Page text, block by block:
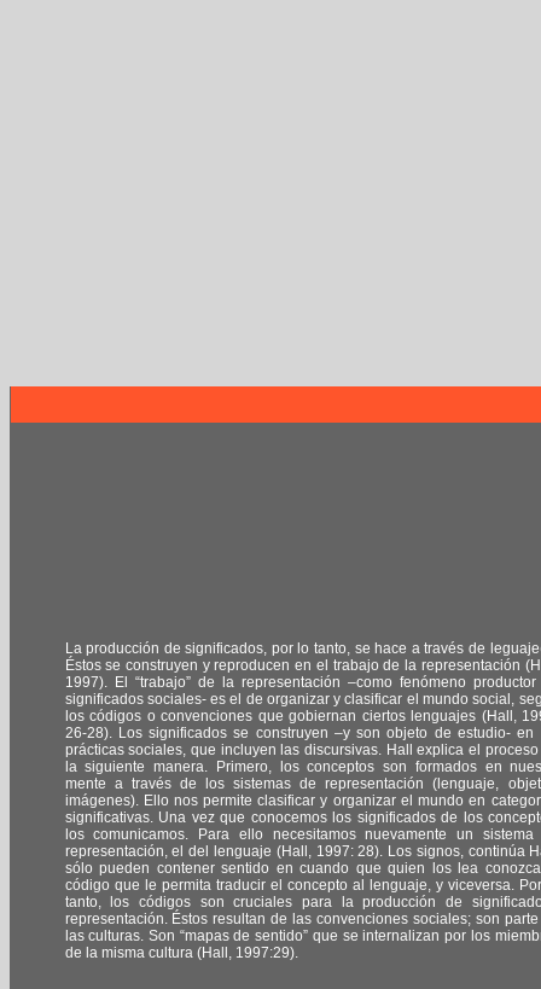
La producción de significados, por lo tanto, se hace a través de
Éstos se construyen y reproducen en el trabajo de la representación
1997). El “trabajo” de la representación –como fenómeno productor
significados sociales- es el de organizar y clasificar el mundo social,
los códigos o convenciones que gobiernan ciertos lenguajes (Hall,
26-28). Los significados se construyen –y son objeto de estudio- en
prácticas sociales, que incluyen las discursivas. Hall explica el
la siguiente manera. Primero, los conceptos son formados en
mente a través de los sistemas de representación (lenguaje,
imágenes). Ello nos permite clasificar y organizar el mundo en
significativas. Una vez que conocemos los significados de los
los comunicamos. Para ello necesitamos nuevamente un sistema
representación, el del lenguaje (Hall, 1997: 28). Los signos, continúa
sólo pueden contener sentido en cuando que quien los lea
código que le permita traducir el concepto al lenguaje, y viceversa.
tanto, los códigos son cruciales para la producción de
representación. Éstos resultan de las convenciones sociales; son
las culturas. Son “mapas de sentido” que se internalizan por los
de la misma cultura (Hall, 1997:29).